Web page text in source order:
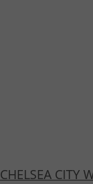
CHELSEA